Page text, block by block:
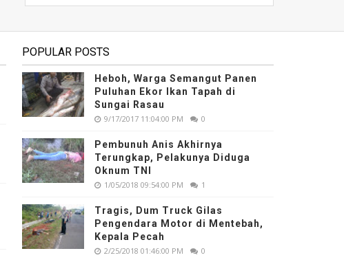
POPULAR POSTS
Heboh, Warga Semangut Panen
Puluhan Ekor Ikan Tapah di
Sungai Rasau
9/17/2017 11:04:00 PM 0
Pembunuh Anis Akhirnya
Terungkap, Pelakunya Diduga
Oknum TNI
1/05/2018 09:54:00 PM 1
Tragis, Dum Truck Gilas
Pengendara Motor di Mentebah,
Kepala Pecah
2/25/2018 01:46:00 PM 0